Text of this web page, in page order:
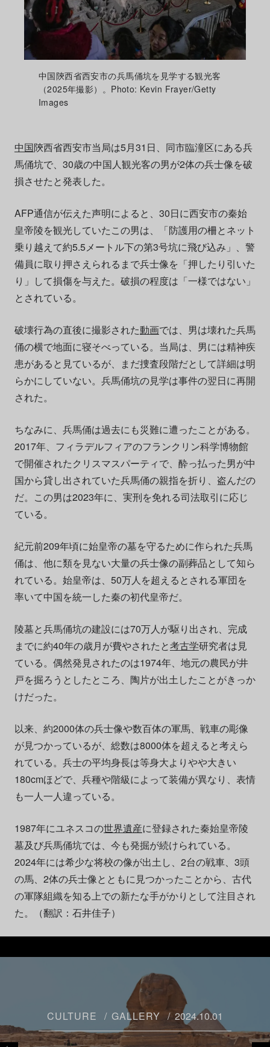
中国陝西省西安市の兵馬俑坑を見学する観光客
（2025年撮影）。Photo: Kevin Frayer/Getty
Images
中国陝西省西安市当局は5月31日、同市臨潼区にある兵
馬俑坑で、30歳の中国人観光客の男が2体の兵士像を破
損させたと発表した。
AFP通信が伝えた声明によると、30日に西安市の秦始
皇帝陵を観光していたこの男は、「防護用の柵とネット
乗り越えて約5.5メートル下の第3号坑に飛び込み」、警
備員に取り押さえられるまで兵士像を「押したり引いた
り」して損傷を与えた。破損の程度は「一様ではない」
とされている。
破壊行為の直後に撮影された動画では、男は壊れた兵馬
俑の横で地面に寝そべっている。当局は、男には精神疾
患があると見ているが、まだ捜査段階だとして詳細は明
らかにしていない。兵馬俑坑の見学は事件の翌日に再開
された。
ちなみに、兵馬俑は過去にも災難に遭ったことがある。
2017年、フィラデルフィアのフランクリン科学博物館
で開催されたクリスマスパーティで、酔っ払った男が中
国から貸し出されていた兵馬俑の親指を折り、盗んだの
だ。この男は2023年に、実刑を免れる司法取引に応じ
ている。
紀元前209年頃に始皇帝の墓を守るために作られた兵馬
俑は、他に類を見ない大量の兵士像の副葬品として知ら
れている。始皇帝は、50万人を超えるとされる軍団を
率いて中国を統一した秦の初代皇帝だ。
陵墓と兵馬俑坑の建設には70万人が駆り出され、完成
までに約40年の歳月が費やされたと考古学研究者は見
ている。偶然発見されたのは1974年、地元の農民が井
戸を掘ろうとしたところ、陶片が出土したことがきっか
けだった。
以来、約2000体の兵士像や数百体の軍馬、戦車の彫像
が見つかっているが、総数は8000体を超えると考えら
れている。兵士の平均身長は等身大よりやや大きい
180cmほどで、兵種や階級によって装備が異なり、表情
も一人一人違っている。
1987年にユネスコの世界遺産に登録された秦始皇帝陵
墓及び兵馬俑坑では、今も発掘が続けられている。
2024年には希少な将校の像が出土し、2台の戦車、3頭
の馬、2体の兵士像とともに見つかったことから、古代
の軍隊組織を知る上での新たな手がかりとして注目され
た。（翻訳：石井佳子）
CULTURE GALLERY 2024.10.01